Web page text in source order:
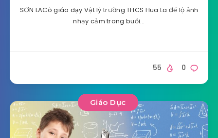
SƠN LACô giáo dạy Vật lý trường THCS Hua La để lộ ảnh
nhạy cảm trong buổi…
0
55
Giáo Dục